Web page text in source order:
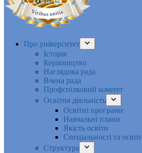
Про університет
Історія
Керівництво
Наглядова рада
Вчена рада
Профспілковий комітет
Освітня діяльність
Освітні програми
Навчальні плани
Якість освіти
Спеціальності та
Структура